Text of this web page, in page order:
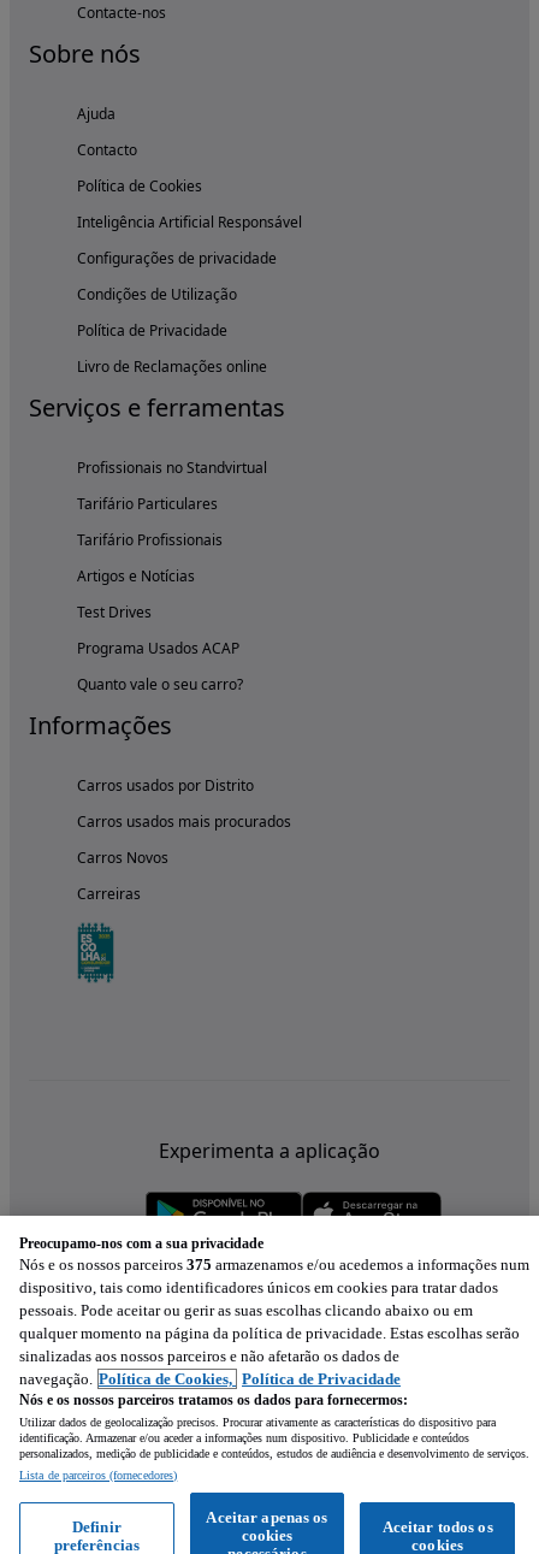
Contacte-nos
Sobre nós
Ajuda
Contacto
Política de Cookies
Inteligência Artificial Responsável
Configurações de privacidade
Condições de Utilização
Política de Privacidade
Livro de Reclamações online
Serviços e ferramentas
Profissionais no Standvirtual
Tarifário Particulares
Tarifário Profissionais
Artigos e Notícias
Test Drives
Programa Usados ACAP
Quanto vale o seu carro?
Informações
Carros usados por Distrito
Carros usados mais procurados
Carros Novos
Carreiras
Experimenta a aplicação
Preocupamo-nos com a sua privacidade
Nós e os nossos parceiros 375 armazenamos e/ou acedemos a informações num
dispositivo, tais como identificadores únicos em cookies para tratar dados
pessoais. Pode aceitar ou gerir as suas escolhas clicando abaixo ou em
qualquer momento na página da política de privacidade. Estas escolhas serão
sinalizadas aos nossos parceiros e não afetarão os dados de
navegação. Política de Cookies, Política de Privacidade
Nós e os nossos parceiros tratamos os dados para fornecermos:
Utilizar dados de geolocalização precisos. Procurar ativamente as características do dispositivo para
identificação. Armazenar e/ou aceder a informações num dispositivo. Publicidade e conteúdos
personalizados, medição de publicidade e conteúdos, estudos de audiência e desenvolvimento de serviços.
Lista de parceiros (fornecedores)
Aceitar todos os
cookies
Aceitar apenas os
cookies
Definir
preferências